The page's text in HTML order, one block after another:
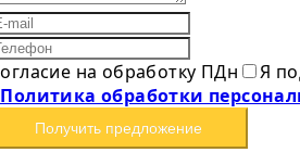
на обработку ПДн
Я
обработки
Получить предложение